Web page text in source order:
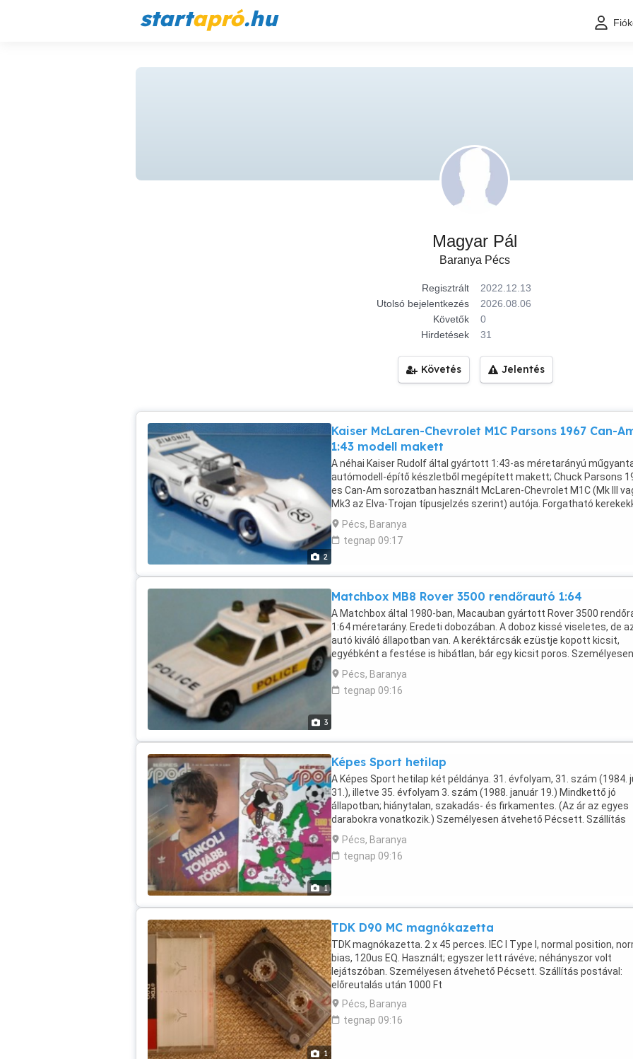
startapró.hu
Magyar Pál
Baranya Pécs
Regisztrált
2022.12.13
Utolsó bejelentkezés
2026.08.06
Követők
0
Hirdetések
31
Követés Jelentés
2
Kaiser McLaren-Chevrolet M1C Parsons 1967 Can-
1:43 modell makett
A néhai Kaiser Rudolf által gyártott 1:43-as méretarányú
autómodell-építő készletből megépített makett; Chuck Parsons
es Can-Am sorozatban használt McLaren-Chevrolet M1C (Mk III
Mk3 az Elva-Trojan típusjelzés szerint) autója. Forgatható
A kit gyártói kódja: RL051. (Megegyezik a Marsh Models MM210-zel.)
Eredeti kartondobozában. A modell pormentes, tökéletes
Személyesen átvehető Pécsett. Szállítás postával: előreutalással
Pécs, Baranya
tegnap 09:17
3
Matchbox MB8 Rover 3500 rendőrautó 1:64
A Matchbox által 1980-ban, Macauban gyártott Rover 3500
1:64 méretarány. Eredeti dobozában. A doboz kissé viseletes, de
autó kiváló állapotban van. A keréktárcsák ezüstje kopott kicsit,
egyébként a festése is hibátlan, bár egy kicsit poros. Személyesen
átvehető Pécsett. Szállítás postával: előreutalással 2800 Ft
4200 Ft Szállítás GLS-sel: előreutalással 2200 Ft utánvéttel 3400 Ft
Pécs, Baranya
tegnap 09:16
1
Képes Sport hetilap
A Képes Sport hetilap két példánya. 31. évfolyam, 31. szám (1984.
31.), illetve 35. évfolyam 3. szám (1988. január 19.) Mindkettő jó
állapotban; hiánytalan, szakadás- és firkamentes. (Az ár az egyes
darabokra vonatkozik.) Személyesen átvehető Pécsett. Szállítás
postával: előreutalás után 1000 Ft
Pécs, Baranya
tegnap 09:16
1
TDK D90 MC magnókazetta
TDK magnókazetta. 2 x 45 perces. IEC I Type I, normal position,
bias, 120us EQ. Használt; egyszer lett rávéve; néhányszor volt
lejátszóban. Személyesen átvehető Pécsett. Szállítás postával:
előreutalás után 1000 Ft
Pécs, Baranya
tegnap 09:16